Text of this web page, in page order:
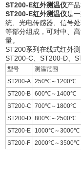
ST200-E红外测温仪产
ST200-E红外测温仪是
统、光电传感器、信号
等部分组成，可对中、
量。
ST200系列在线式红外
ST200-C、ST200-D、
型号 测温范围
ST200-A 250℃～1200℃
ST200-B 600℃～1400℃
ST200-C 700℃～1800℃
ST200-D 800℃～2500℃
ST200-E
1000℃～3000℃
ST200-F
2000℃～3500℃